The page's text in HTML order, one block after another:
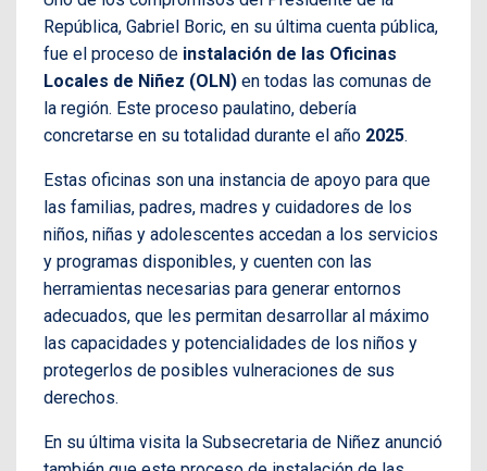
República, Gabriel Boric, en su última cuenta pública,
fue el proceso de instalación de las Oficinas
Locales de Niñez (OLN) en todas las comunas de
la región. Este proceso paulatino, debería
concretarse en su totalidad durante el año 2025.
Estas oficinas son una instancia de apoyo para que
las familias, padres, madres y cuidadores de los
niños, niñas y adolescentes accedan a los servicios
y programas disponibles, y cuenten con las
herramientas necesarias para generar entornos
adecuados, que les permitan desarrollar al máximo
las capacidades y potencialidades de los niños y
protegerlos de posibles vulneraciones de sus
derechos.
En su última visita la Subsecretaria de Niñez anunció